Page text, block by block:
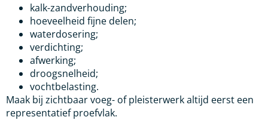
kalk-zandverhouding;
hoeveelheid fijne delen;
waterdosering;
verdichting;
afwerking;
droogsnelheid;
vochtbelasting.
Maak bij zichtbaar voeg- of pleisterwerk altijd eerst een
representatief proefvlak.